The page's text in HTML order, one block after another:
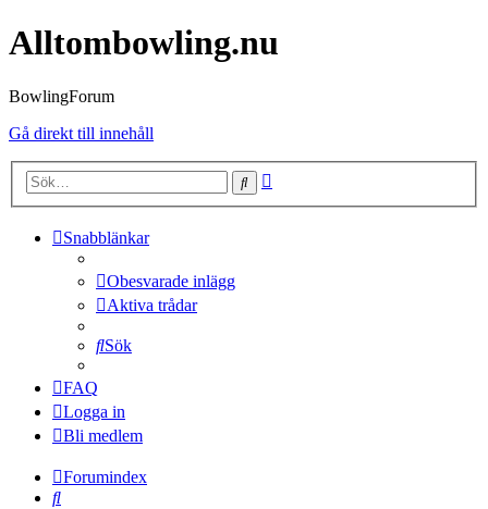
Alltombowling.nu
BowlingForum
Gå direkt till innehåll
Sök
Snabblänkar
Obesvarade inlägg
Aktiva trådar
Sök
FAQ
Logga in
Bli medlem
Forumindex
Sök